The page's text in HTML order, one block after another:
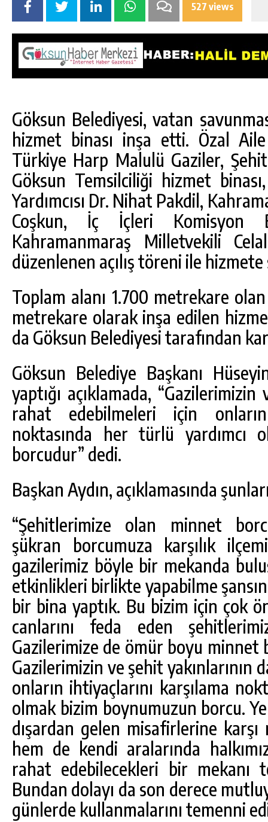
527 views
Göksun Belediyesi, vatan
hizmet binası inşa etti. Özal
Türkiye Harp Malulü Gaziler,
Göksun Temsilciliği hizmet
Yardımcısı Dr. Nihat Pakdil,
Coşkun, İç İçleri Komisyon
Kahramanmaraş Milletvekili
düzenlenen açılış töreni ile
Toplam alanı 1.700 metrekare
metrekare olarak inşa edilen
da Göksun Belediyesi tarafından
Göksun Belediye Başkanı
yaptığı açıklamada,
rahat edebilmeleri için onların
noktasında her türlü yardımcı
borcudur” dedi.
Başkan Aydın, açıklamasında
“Şehitlerimize olan minnet
şükran borcumuza karşılık
gazilerimiz böyle bir mekanda
etkinlikleri birlikte yapabilme
bir bina yaptık. Bu bizim için çok
canlarını feda eden
Gazilerimize de ömür boyu minnet
Gazilerimizin ve şehit yakınlarının
onların ihtiyaçlarını karşılama
olmak bizim boynumuzun borcu.
dışardan gelen misafirlerine karşı
hem de kendi aralarında
rahat edebilecekleri bir mekanı
Bundan dolayı da son derece
günlerde kullanmalarını temenni
GÜNLÜK HABER AKIŞI
ÖĞRENCILERINE DARENDE GEZISI.